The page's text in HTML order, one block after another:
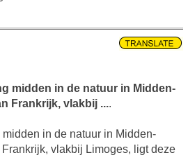
midden in de natuur in Midden-
Frankrijk, vlakbij ....
in de natuur in Midden-
vlakbij Limoges, ligt deze